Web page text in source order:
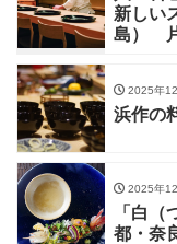
新しい
島）
2025年
浜作の
2025年
「白
都・奈